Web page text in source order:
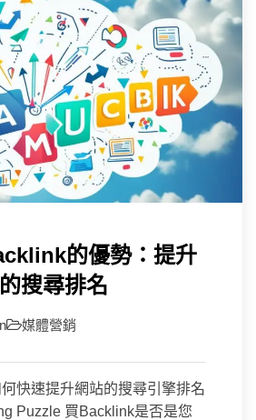
的優勢：提升
搜尋排名
媒體營銷
快速提升網站的搜尋引擎排名
Puzzle 買Backlink是否是您